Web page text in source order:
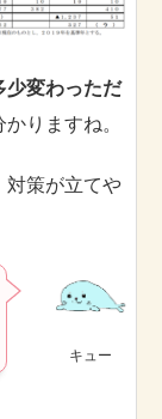
少変わっただ
りますね。
対策が立てや
キュー